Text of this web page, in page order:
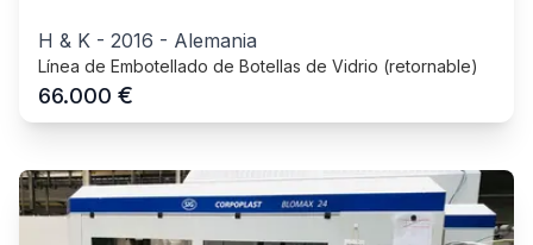
H & K - 2016 - Alemania
Línea de Embotellado de Botellas de Vidrio (retornable)
66.000 €